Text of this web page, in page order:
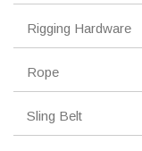
Rigging Hardware
Rope
Sling Belt